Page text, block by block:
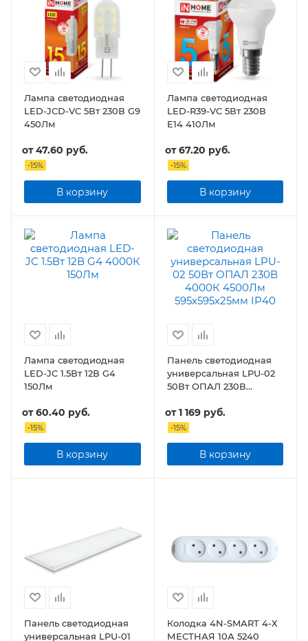
Лампа светодиодная
LED-JCD-VC 5Вт 230В G9
450Лм
от47.60 руб.
-15%
В корзину
Лампа светодиодная
LED-R39-VC 5Вт 230В
Е14 410Лм
от67.20 руб.
-15%
В корзину
Лампа светодиодная
LED-JC 1.5Вт 12В G4
150Лм
от60.40 руб.
-15%
В корзину
Панель светодиодная
универсальная LPU-02
50Вт ОПАЛ 230В
IP40
от1 169 руб.
-15%
В корзину
Панель светодиодная
универсальная LPU-01
Колодка 4N-SMART 4-Х
МЕСТНАЯ 10А 5240